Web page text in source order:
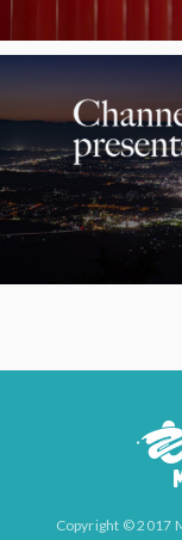
Copyright © 2017